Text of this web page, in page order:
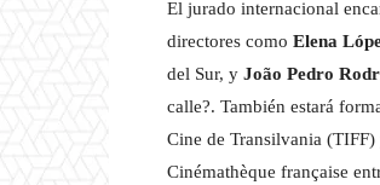
El jurado internacional
directores como Elena
del Sur, y João Pedro
calle?. También estará
Cine de Transilvania (TIFF)
Cinémathèque française